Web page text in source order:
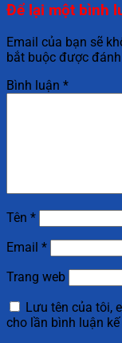
Để lại một bình
Email của bạn sẽ
bắt buộc được
Bình luận *
Tên *
Email *
Trang web
Lưu tên của tôi,
cho lần bình luận